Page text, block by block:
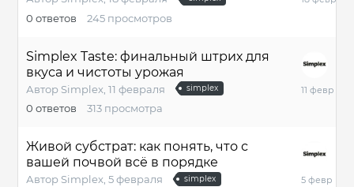
0 ответов 245 просмотров
Simplex Taste: финальный штрих для
вкуса и чистоты урожая
Автор Simplex 11 февраля simplex
0 ответов 313 просмотра
11
февраля
Живой субстрат: как понять, что с
вашей почвой всё в порядке
Автор Simplex 5 февраля simplex
5